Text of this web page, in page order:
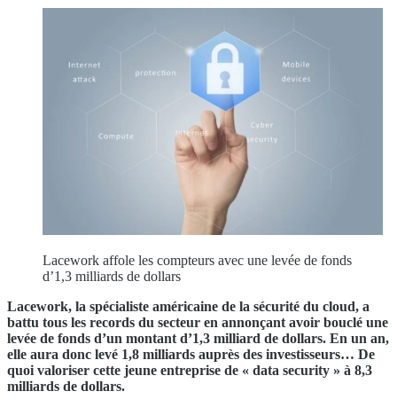
Lacework affole les compteurs avec une levée de fonds
d’1,3 milliards de dollars
Lacework, la spécialiste américaine de la sécurité du cloud, a
battu tous les records du secteur en annonçant avoir bouclé une
levée de fonds d’un montant d’1,3 milliard de dollars. En un an,
elle aura donc levé 1,8 milliards auprès des investisseurs… De
quoi valoriser cette jeune entreprise de « data security » à 8,3
milliards de dollars.